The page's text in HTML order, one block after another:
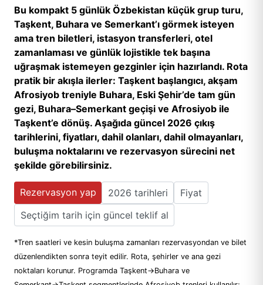
Bu kompakt 5 günlük Özbekistan küçük grup turu,
Taşkent, Buhara ve Semerkant’ı görmek isteyen
ama tren biletleri, istasyon transferleri, otel
zamanlaması ve günlük lojistikle tek başına
uğraşmak istemeyen gezginler için hazırlandı. Rota
pratik bir akışla ilerler: Taşkent başlangıcı, akşam
Afrosiyob treniyle Buhara, Eski Şehir’de tam gün
gezi, Buhara–Semerkant geçişi ve Afrosiyob ile
Taşkent’e dönüş. Aşağıda güncel 2026 çıkış
tarihlerini, fiyatları, dahil olanları, dahil olmayanları,
buluşma noktalarını ve rezervasyon sürecini net
şekilde görebilirsiniz.
Rezervasyon yap 2026 tarihleri
Fiyat
Seçtiğim tarih için güncel teklif al
*Tren saatleri ve kesin buluşma zamanları rezervasyondan ve bilet
düzenlendikten sonra teyit edilir. Rota, şehirler ve ana gezi
noktaları korunur. Programda Taşkent→Buhara ve